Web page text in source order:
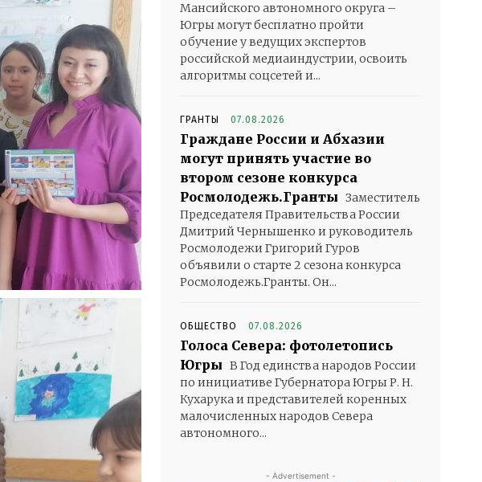
Мансийского автономного округа –
Югры могут бесплатно пройти
обучение у ведущих экспертов
российской медиаиндустрии, освоить
алгоритмы соцсетей и...
ГРАНТЫ 07.08.2026
Граждане России и Абхазии
могут принять участие во
втором сезоне конкурса
Росмолодежь.Гранты Заместитель
Председателя Правительства России
Дмитрий Чернышенко и руководитель
Росмолодежи Григорий Гуров
объявили о старте 2 сезона конкурса
Росмолодежь.Гранты. Он...
ОБЩЕСТВО 07.08.2026
Голоса Севера: фотолетопись
Югры В Год единства народов России
по инициативе Губернатора Югры Р. Н.
Кухарука и представителей коренных
малочисленных народов Севера
автономного...
- Advertisement -